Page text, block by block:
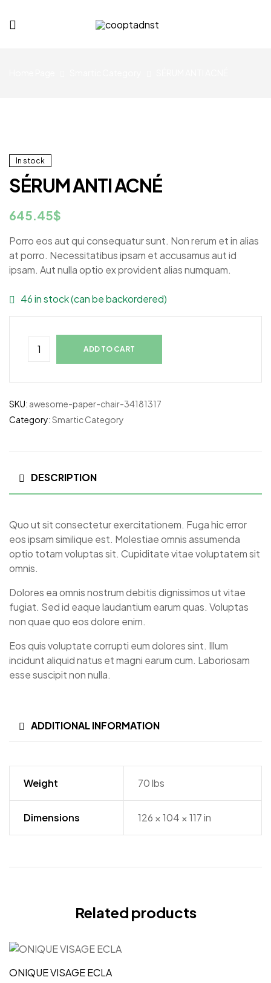
In stock
SÉRUM ANTI ACNÉ
645.45$
Porro eos aut qui consequatur sunt. Non rerum et in alias
at porro. Necessitatibus ipsam et accusamus aut id
ipsam. Aut nulla optio ex provident alias numquam.
46 in stock (can be backordered)
ADD TO CART
SKU: awesome-paper-chair-34181317
Category:Smartic Category
DESCRIPTION
Quo ut sit consectetur exercitationem. Fuga hic error
eos ipsam similique est. Molestiae omnis assumenda
optio totam voluptas sit. Cupiditate vitae voluptatem sit
omnis.
Dolores ea omnis nostrum debitis dignissimos ut vitae
fugiat. Sed id eaque laudantium earum quas. Voluptas
non quae quo eos dolore enim.
Eos quis voluptate corrupti eum dolores sint. Illum
incidunt aliquid natus et magni earum cum. Laboriosam
esse suscipit non nulla.
ADDITIONAL INFORMATION
Weight 70 lbs
Dimensions 126 × 104 × 117 in
Related products
ONIQUE VISAGE ECLA